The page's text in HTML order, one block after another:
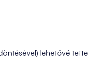
lehetővé